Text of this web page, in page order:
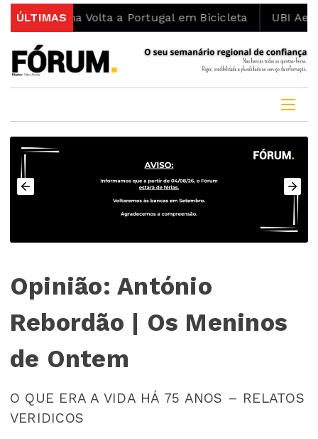
ÚLTIMAS
na Volta a Portugal em Bicicleta UBI
Opinião: António
Rebordão | Os Meninos
de Ontem
O QUE ERA A VIDA HÁ 75 ANOS – RELATOS
VERIDICOS